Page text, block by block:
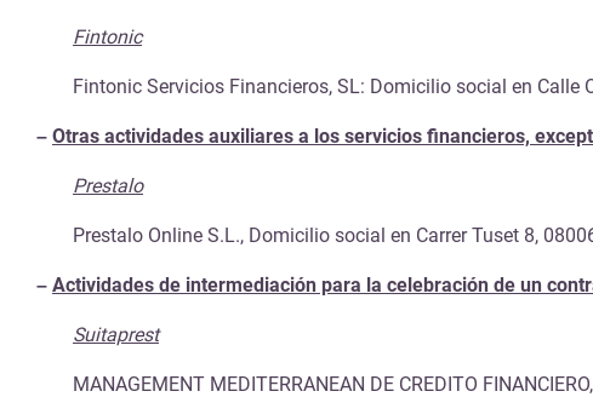
Fintonic
Fintonic Servicios Financieros, SL: Domicilio social en Calle
– Otras actividades auxiliares a los servicios financieros,
Prestalo
Prestalo Online S.L., Domicilio social en Carrer Tuset 8,
– Actividades de intermediación para la celebración de un
Suitaprest
MANAGEMENT MEDITERRANEAN DE CREDITO